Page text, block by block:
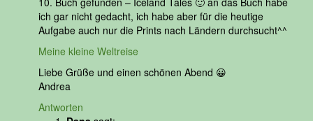
ich gar nicht gedacht, ich habe aber für die heutige
Aufgabe auch nur die Prints nach Ländern durchsucht^^
Meine kleine Weltreise
Liebe Grüße und einen schönen Abend 😀
Andrea
Antworten